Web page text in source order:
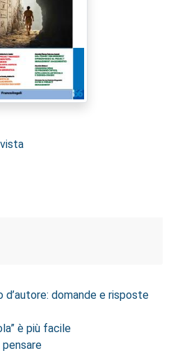
domande e risposte
è più facile